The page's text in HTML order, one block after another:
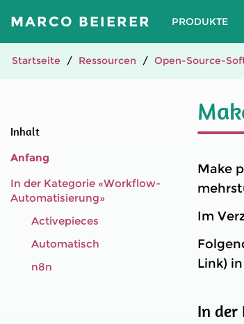
MARCO BEIERER PRODUKTE
Startseite Ressourcen Open-Source-
Inhalt
Anfang
In der Kategorie «Workflow-
Automatisierung»
Activepieces
Automatisch
n8n
Make
Im
Link)
In der